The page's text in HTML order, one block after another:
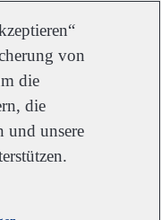
von
die
die
und unsere